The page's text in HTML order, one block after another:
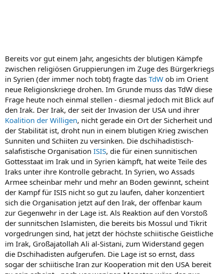
Bereits vor gut einem Jahr, angesichts der blutigen Kämpfe
zwischen religiösen Gruppierungen im Zuge des Bürgerkriegs
in Syrien (der immer noch tobt) fragte das TdW ob im Orient
neue Religionskriege drohen. Im Grunde muss das TdW diese
Frage heute noch einmal stellen - diesmal jedoch mit Blick auf
den Irak. Der Irak, der seit der Invasion der USA und ihrer
Koalition der Willigen, nicht gerade ein Ort der Sicherheit und
der Stabilität ist, droht nun in einem blutigen Krieg zwischen
Sunniten und Schiiten zu versinken. Die dschihadistisch-
salafistische Organisation ISIS, die für einen sunnitischen
Gottesstaat im Irak und in Syrien kämpft, hat weite Teile des
Iraks unter ihre Kontrolle gebracht. In Syrien, wo Assads
Armee scheinbar mehr und mehr an Boden gewinnt, scheint
der Kampf für ISIS nicht so gut zu laufen, daher konzentiert
sich die Organisation jetzt auf den Irak, der offenbar kaum
zur Gegenwehr in der Lage ist. Als Reaktion auf den Vorstoß
der sunnitschen Islamisten, die bereits bis Mossul und Tikrit
vorgedrungen sind, hat jetzt der höchste schiitische Geistliche
im Irak, Großajatollah Ali al-Sistani, zum Widerstand gegen
die Dschihadisten aufgerufen. Die Lage ist so ernst, dass
sogar der schiitische Iran zur Kooperation mit den USA bereit